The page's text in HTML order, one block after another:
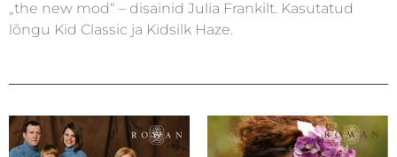
„the new mod“ – disainid Julia Frankilt. Kasutatud
lõngu Kid Classic ja Kidsilk Haze.